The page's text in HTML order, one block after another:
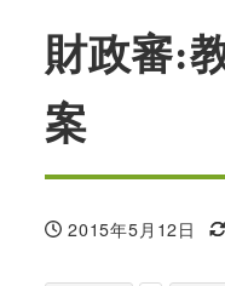
財政審:
案
投稿日
2015年5月12日